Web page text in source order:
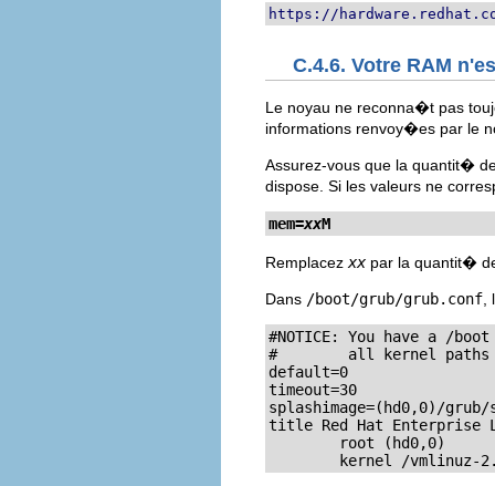
https://
C.4.6. Votre RAM
Le noyau ne reconna�t pas
informations renvoy�es par le
Assurez-vous que la quantit�
dispose. Si les valeurs ne
mem=xxM
Remplacez xx par la quantit�
Dans /boot/grub/grub.conf
#NOTICE: You have a /
#        all kernel paths
default=0
timeout=30
splashimage=(hd0,0)/grub/
title Red Hat Enterprise
        root (hd0,0)
kernel /vmlinuz-